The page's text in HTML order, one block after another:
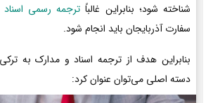
شناخته شود؛ بنابراین غالباً ترجمه رسمی اسناد
سفارت آذربایجان باید انجام شود.
بنابراین هدف از ترجمه اسناد و مدارک به
دسته اصلی می‌توان عنوان کرد: